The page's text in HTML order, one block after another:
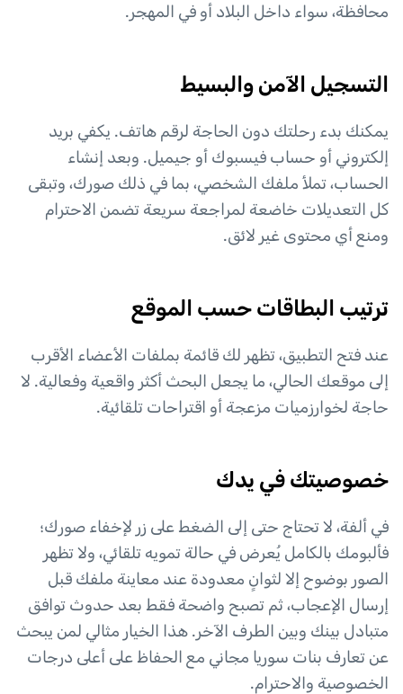
محافظة، سواء داخل البلاد أو في المهجر.
التسجيل الآمن والبسيط
يمكنك بدء رحلتك دون الحاجة لرقم هاتف. يكفي بريد
إلكتروني أو حساب فيسبوك أو جيميل. وبعد إنشاء
الحساب، تملأ ملفك الشخصي، بما في ذلك صورك، وتبقى
كل التعديلات خاضعة لمراجعة سريعة تضمن الاحترام
ومنع أي محتوى غير لائق.
ترتيب البطاقات حسب الموقع
عند فتح التطبيق، تظهر لك قائمة بملفات الأعضاء الأقرب
إلى موقعك الحالي، ما يجعل البحث أكثر واقعية وفعالية. لا
حاجة لخوارزميات مزعجة أو اقتراحات تلقائية.
خصوصيتك في يدك
في ألفة، لا تحتاج حتى إلى الضغط على زر لإخفاء صورك؛
فألبومك بالكامل يُعرض في حالة تمويه تلقائي، ولا تظهر
الصور بوضوح إلا لثوانٍ معدودة عند معاينة ملفك قبل
إرسال الإعجاب، ثم تصبح واضحة فقط بعد حدوث توافق
متبادل بينك وبين الطرف الآخر. هذا الخيار مثالي لمن يبحث
عن تعارف بنات سوريا مجاني مع الحفاظ على أعلى درجات
الخصوصية والاحترام.